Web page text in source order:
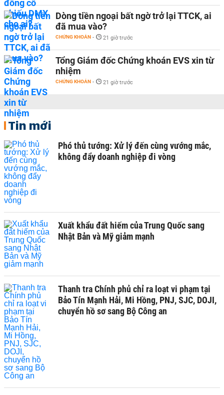
Dòng tiền ngoại bất ngờ trở lại TTCK, ai
đã mua vào?
CHỨNG KHOÁN - 21 giờ trước
Tổng Giám đốc Chứng khoán EVS xin từ
nhiệm
CHỨNG KHOÁN - 21 giờ trước
Tin mới
Phó thủ tướng: Xử lý đến cùng vướng mắc,
không đẩy doanh nghiệp đi vòng
Xuất khẩu đất hiếm của Trung Quốc sang
Nhật Bản và Mỹ giảm mạnh
Thanh tra Chính phủ chỉ ra loạt vi phạm tại
Bảo Tín Mạnh Hải, Mi Hồng, PNJ, SJC, DOJI,
chuyển hồ sơ sang Bộ Công an